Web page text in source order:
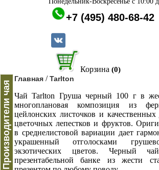
+7 (495) 480-68-42
Корзина (0)
Производители чая
Главная /Tarlton
Чай Tarlton Груша черный 100 г в
многоплановая композиция из
цейлонских листочков и
цветочных лепестков и фруктов.
в среднелистовой вариации дает
украшенный отголосками
экзотических цветов. Черный
презентабельной банке из жести